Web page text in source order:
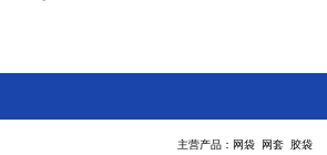
主营产品：网袋 网套 胶袋